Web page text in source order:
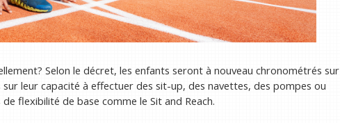
Selon le décret, les enfants seront à nouveau chronométrés sur
leur capacité à effectuer des sit-up, des navettes, des pompes ou
flexibilité de base comme le Sit and Reach.